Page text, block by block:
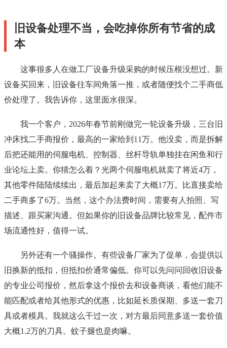
旧设备处理不当，会吃掉你所有节省的成
本
这事很多人在做工厂设备升级采购的时候压根没想过。新
设备买回来，旧设备往车间角落一推，或者随便找个二手商低
价处理了。我告诉你，这里面水很深。
我一个客户，2026年春节前刚做完一轮设备升级，三台旧
冲床找二手商报价，最高的一家给到11万。他没卖，而是拆解
后把还能用的伺服电机、控制器、丝杆导轨单独挂在闲鱼和行
业论坛上卖。你猜怎么着？光两个伺服电机就卖了将近4万，
其他零件陆陆续续出，最后加起来卖了大概17万。比直接卖给
二手商多了6万。当然，这个办法费时间，需要有人拍照、写
描述、跟买家沟通。但如果你的旧设备品牌比较常见，配件市
场流通性好，值得一试。
另外还有一个骚操作。有些设备厂家为了促单，会提供以
旧换新的抵扣，但抵扣价通常偏低。你可以先问问回收旧设备
的专业公司报价，然后拿这个报价去和设备商谈，看他们能不
能匹配或者给其他形式的优惠，比如延长质保期、多送一套刀
具或者模具。我就这么干过一次，对方最后同意多送一套价值
大概1.2万的刀具。蚊子腿也是肉嘛。